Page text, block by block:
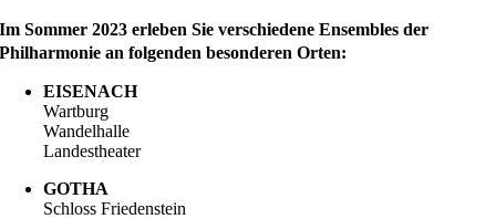
Im Sommer 2023 erleben Sie verschiedene Ensembles der
Philharmonie an folgenden besonderen Orten:
EISENACH
Wartburg
Wandelhalle
Landestheater
GOTHA
Schloss Friedenstein